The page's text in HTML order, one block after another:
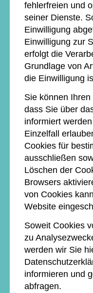
fehlerfreien und
seiner Dienste.
Einwilligung
Einwilligung zur
erfolgt die
Grundlage von
die Einwilligung
Sie können
dass Sie über
informiert
Einzelfall
Cookies für
ausschließen
Löschen der
Browsers
von Cookies
Website
Soweit Cookies
zu
werden wir Sie
informieren und
abfragen.